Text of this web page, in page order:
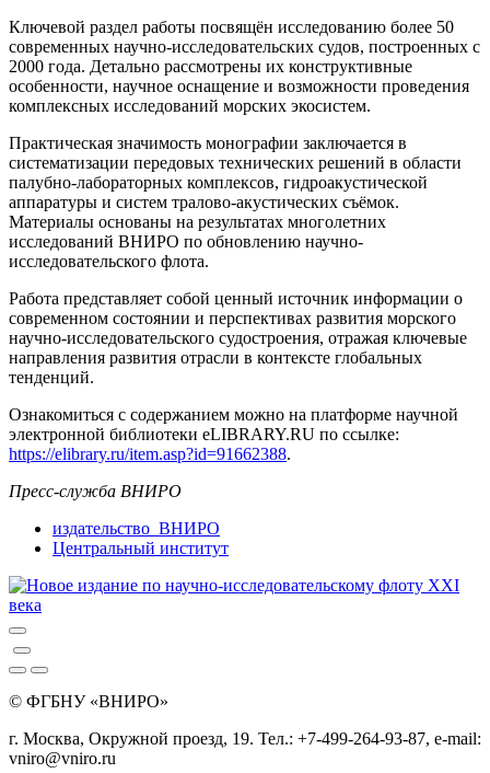
Ключевой раздел работы посвящён исследованию более 50
современных научно-исследовательских судов, построенных с
2000 года. Детально рассмотрены их конструктивные
особенности, научное оснащение и возможности проведения
комплексных исследований морских экосистем.
Практическая значимость монографии заключается в
систематизации передовых технических решений в области
палубно-лабораторных комплексов, гидроакустической
аппаратуры и систем тралово-акустических съёмок.
Материалы основаны на результатах многолетних
исследований ВНИРО по обновлению научно-
исследовательского флота.
Работа представляет собой ценный источник информации о
современном состоянии и перспективах развития морского
научно-исследовательского судостроения, отражая ключевые
направления развития отрасли в контексте глобальных
тенденций.
Ознакомиться с содержанием можно на платформе научной
электронной библиотеки eLIBRARY.RU по ссылке:
https://elibrary.ru/item.asp?id=91662388.
Пресс-служба ВНИРО
издательство_ВНИРО
Центральный институт
© ФГБНУ «ВНИРО»
г. Москва, Окружной проезд, 19. Тел.: +7-499-264-93-87, e-mail:
vniro@vniro.ru